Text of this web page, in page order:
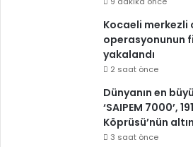
Kocaeli merkezli
operasyonunun
yakalandı
2 saat önce
Dünyanın en
‘SAIPEM 7000’,
Köprüsü’nün
3 saat önce